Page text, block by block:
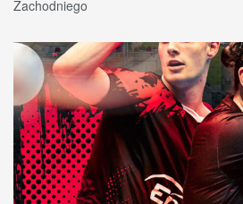
Zachodniego